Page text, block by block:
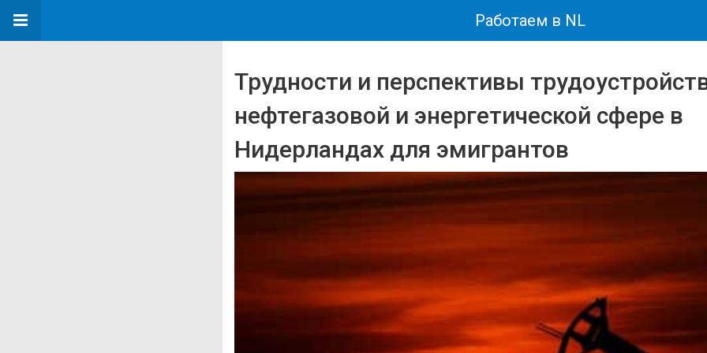
Работаем в NL
Трудности и перспективы
нефтегазовой и энергетической сфере в
Нидерландах для эмигрантов